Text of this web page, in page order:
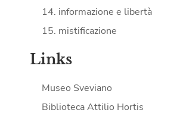
14. informazione e libertà
15. mistificazione
Links
Museo Sveviano
Biblioteca Attilio Hortis